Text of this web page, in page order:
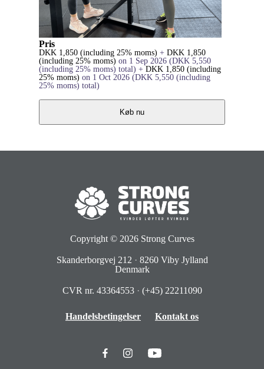
Pris
DKK 1,850 (including 25% moms) + DKK 1,850
(including 25% moms) on 1 Sep 2026 (DKK 5,550
(including 25% moms) total) + DKK 1,850 (including
25% moms) on 1 Oct 2026 (DKK 5,550 (including
25% moms) total)
Køb nu
Copyright © 2026 Strong Curves
Skanderborgvej 212 · 8260 Viby Jylland
Denmark
CVR nr. 43364553 · (+45) 22211090
Handelsbetingelser Kontakt os